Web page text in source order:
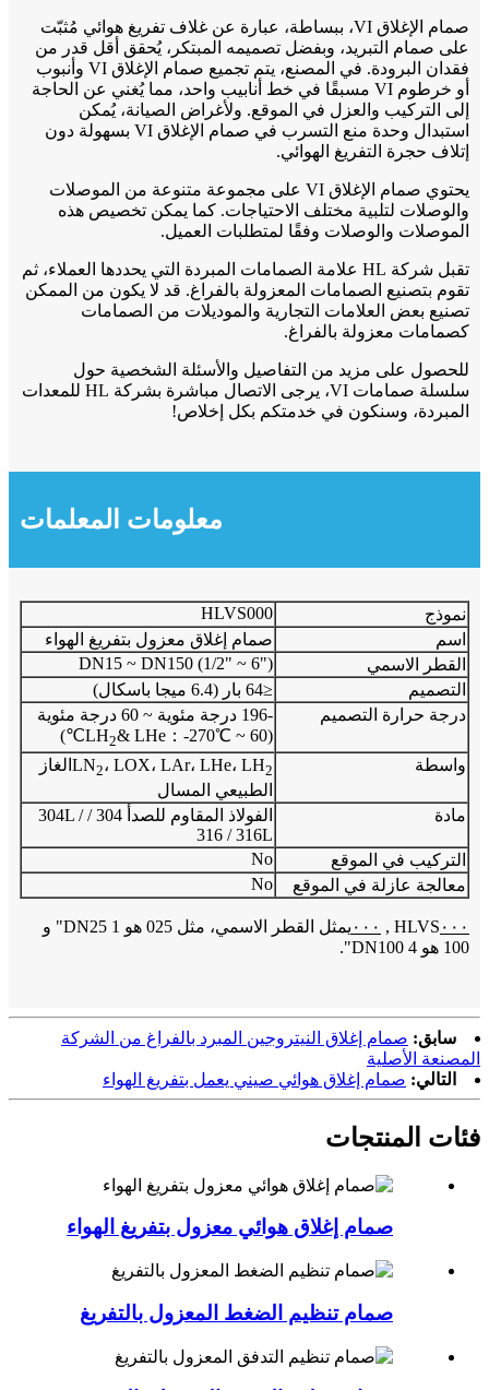
صمام الإغلاق VI، ببساطة، عبارة عن غلاف تفريغ هوائي مُثبّت
على صمام التبريد، وبفضل تصميمه المبتكر، يُحقق أقل قدر من
فقدان البرودة. في المصنع، يتم تجميع صمام الإغلاق VI وأنبوب
أو خرطوم VI مسبقًا في خط أنابيب واحد، مما يُغني عن الحاجة
إلى التركيب والعزل في الموقع. ولأغراض الصيانة، يُمكن
استبدال وحدة منع التسرب في صمام الإغلاق VI بسهولة دون
إتلاف حجرة التفريغ الهوائي.
يحتوي صمام الإغلاق VI على مجموعة متنوعة من الموصلات
والوصلات لتلبية مختلف الاحتياجات. كما يمكن تخصيص هذه
الموصلات والوصلات وفقًا لمتطلبات العميل.
تقبل شركة HL علامة الصمامات المبردة التي يحددها العملاء، ثم
تقوم بتصنيع الصمامات المعزولة بالفراغ. قد لا يكون من الممكن
تصنيع بعض العلامات التجارية والموديلات من الصمامات
كصمامات معزولة بالفراغ.
للحصول على مزيد من التفاصيل والأسئلة الشخصية حول
سلسلة صمامات VI، يرجى الاتصال مباشرة بشركة HL للمعدات
المبردة، وسنكون في خدمتكم بكل إخلاص!
معلومات المعلمات
نموذج
HLVS000
اسم
صمام إغلاق معزول بتفريغ الهواء
القطر الاسمي
DN15 ~ DN150 (1/2" ~ 6")
التصميم
≤64 بار (6.4 ميجا باسكال)
درجة حرارة التصميم
-196 درجة مئوية ~ 60 درجة مئوية
(LH
2& LHe：-270℃ ~ 60℃)
واسطة
LN2، LOX، LAr، LHe، LH2
الغاز
الطبيعي المسال
مادة
الفولاذ المقاوم للصدأ 304 / 304L /
316 / 316L
التركيب في الموقع
No
معالجة عازلة في الموقع
No
HLVS ٠٠٠ , ٠٠٠
يمثل القطر الاسمي، مثل 025 هو DN25 1" و
100 هو DN100 4".
سابق: صمام إغلاق النيتروجين المبرد بالفراغ من الشركة
المصنعة الأصلية
التالي: صمام إغلاق هوائي صيني يعمل بتفريغ الهواء
فئات المنتجات
صمام إغلاق هوائي معزول بتفريغ الهواء
صمام تنظيم الضغط المعزول بالتفريغ